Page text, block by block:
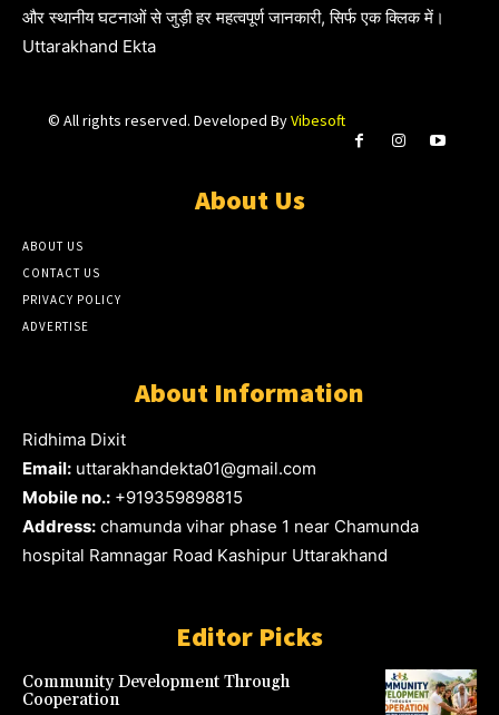
और स्थानीय घटनाओं से जुड़ी हर महत्वपूर्ण जानकारी, सिर्फ एक क्लिक में।
Uttarakhand Ekta
© All rights reserved. Developed ByVibesoft
About Us
ABOUT US
CONTACT US
PRIVACY POLICY
ADVERTISE
About Information
Ridhima Dixit
Email: uttarakhandekta01@gmail.com
Mobile no.: +919359898815
Address: chamunda vihar phase 1 near Chamunda
hospital Ramnagar Road Kashipur Uttarakhand
Editor Picks
Community Development Through
Cooperation